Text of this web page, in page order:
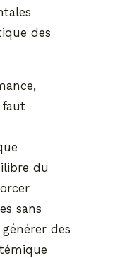
des
faut
du
sans
des